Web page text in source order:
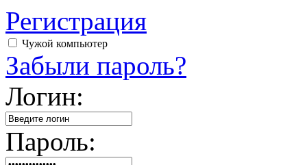
Регистрация
Чужой компьютер
Забыли пароль?
Логин:
Пароль: